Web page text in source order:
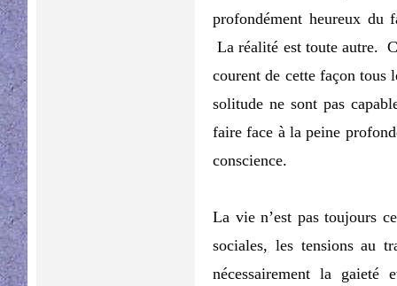
profondément heureux
La réalité est toute autre.
courent de cette façon tous
solitude ne sont pas
faire face à la peine
conscience.
La vie n’est pas toujours
sociales, les tensions au
nécessairement la